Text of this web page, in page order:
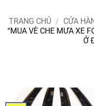
TRANG CHỦ / CỬA
“MUA VÈ CHE MƯA XE
Ở